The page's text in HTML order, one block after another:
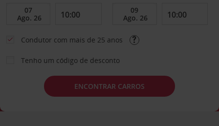
Condutor com mais de 25 anos
Tenho um código de desconto
ENCONTRAR CARROS